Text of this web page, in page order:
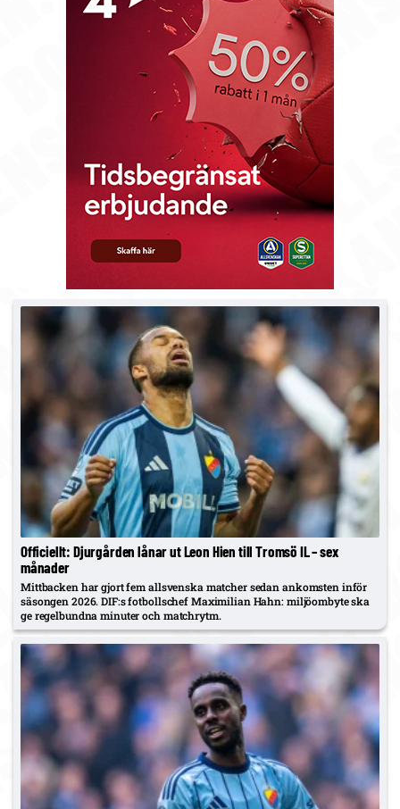
Officiellt: Djurgården lånar ut Leon Hien till Tromsö IL – sex
månader
Mittbacken har gjort fem allsvenska matcher sedan ankomsten inför
säsongen 2026. DIF:s fotbollschef Maximilian Hahn: miljöombyte ska
ge regelbundna minuter och matchrytm.